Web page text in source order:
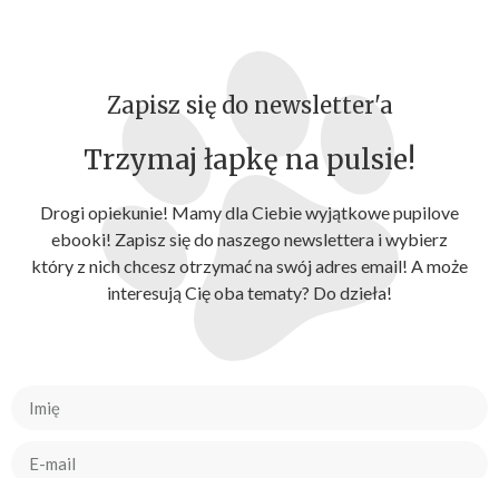
Zapisz się do newsletter'a
Trzymaj łapkę na pulsie!
Drogi opiekunie! Mamy dla Ciebie wyjątkowe pupilove
ebooki! Zapisz się do naszego newslettera i wybierz
który z nich chcesz otrzymać na swój adres email! A może
interesują Cię oba tematy? Do dzieła!